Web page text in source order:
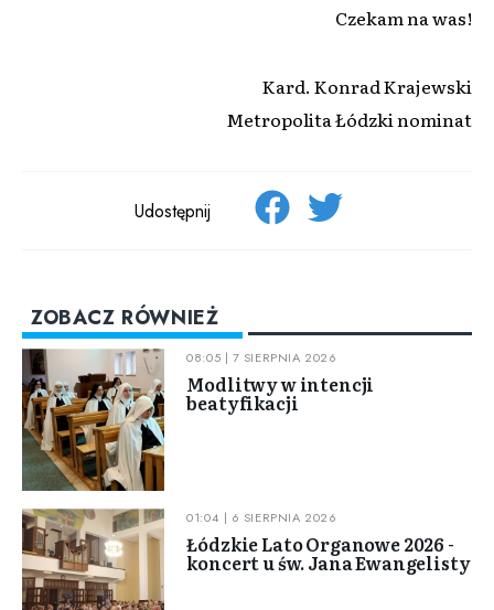
Czekam na was!
Kard. Konrad Krajewski
Metropolita Łódzki nominat
Udostępnij
ZOBACZ RÓWNIEŻ
08:05 | 7 SIERPNIA 2026
Modlitwy w intencji
beatyfikacji
01:04 | 6 SIERPNIA 2026
Łódzkie Lato Organowe 2026 -
koncert u św. Jana Ewangelisty